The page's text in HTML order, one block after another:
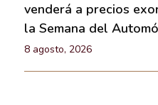
venderá a precios
la Semana del
8 agosto, 2026